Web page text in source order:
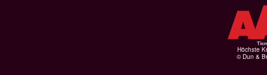
Höchste
© Dun &